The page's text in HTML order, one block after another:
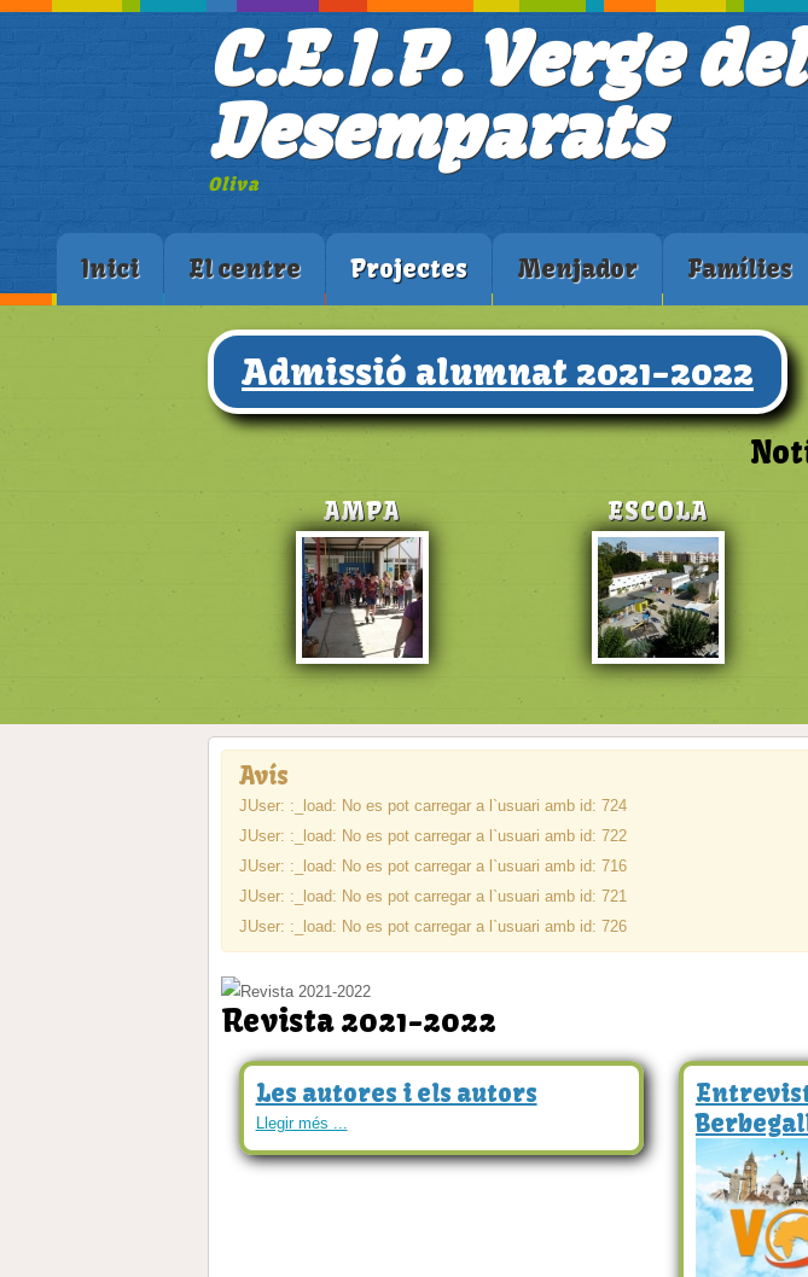
C.E.I.P. Verge
Desemparats
Oliva
Inici El centre Projectes Menjador Famílies
Admissió alumnat 2021-2022
AMPA ESCOLA
Avís
JUser: :_load: No es pot carregar a l`usuari amb id: 724
JUser: :_load: No es pot carregar a l`usuari amb id: 722
JUser: :_load: No es pot carregar a l`usuari amb id: 716
JUser: :_load: No es pot carregar a l`usuari amb id: 721
JUser: :_load: No es pot carregar a l`usuari amb id: 726
Revista 2021-2022
Les autores i els autors
Llegir més ...